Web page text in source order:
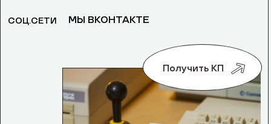
СОЦ.СЕТИ МЫ ВКОНТАКТЕ
Получить КП